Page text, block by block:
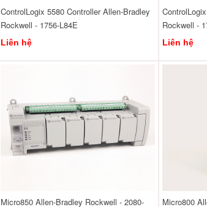
ControlLogix 5580 Controller Allen-Bradley
Rockwell - 1756-L84E
Liên hệ
Rockwell -
Liên hệ
Micro850 Allen-Bradley Rockwell - 2080- Micro800